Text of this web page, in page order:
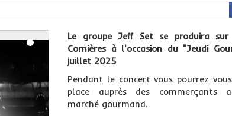
Le groupe Jeff Set se produira
Cornières à l'occasion du "Jeudi
juillet 2025
Pendant le concert vous pourrez
place auprès des commerçants
marché gourmand.